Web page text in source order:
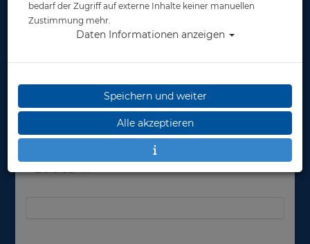
Herstellerpreis: 119,00 €
ab 119,00 €*
Lieferbar in
bedarf der Zugriff auf externe Inhalte keiner manuellen
Zustimmung mehr.
Daten Informationen anzeigen
Speichern und weiter
Alle akzeptieren